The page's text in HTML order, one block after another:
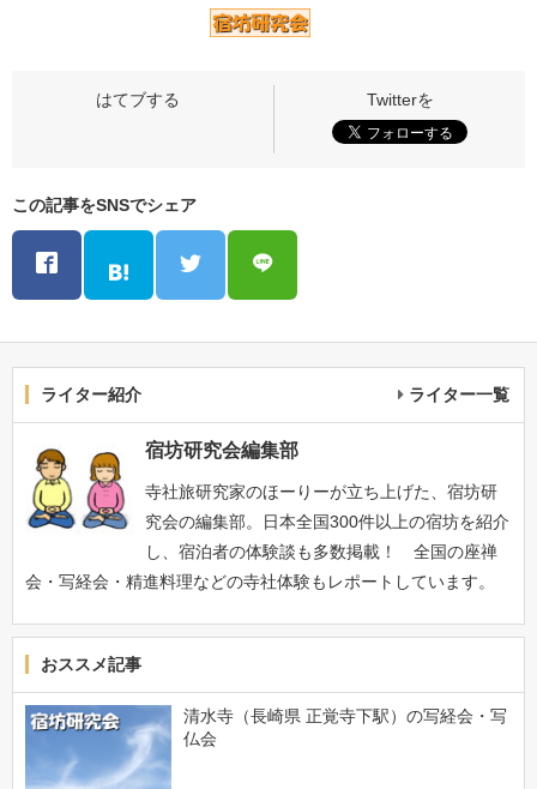
この記事をSNSでシェア
ライター紹介 ライター一覧
宿坊研究会編集部
寺社旅研究家のほーりーが立ち上げた、宿坊研
究会の編集部。日本全国300件以上の宿坊を紹介
し、宿泊者の体験談も多数掲載！ 全国の座禅
会・写経会・精進料理などの寺社体験もレポートしています。
おススメ記事
清水寺（長崎県 正覚寺下駅）の写経会・写
仏会